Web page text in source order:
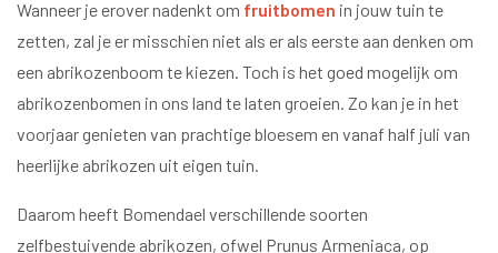
Wanneer je erover nadenkt om fruitbomen in jouw tuin te
zetten, zal je er misschien niet als er als eerste aan denken om
een abrikozenboom te kiezen. Toch is het goed mogelijk om
abrikozenbomen in ons land te laten groeien. Zo kan je in het
voorjaar genieten van prachtige bloesem en vanaf half juli van
heerlijke abrikozen uit eigen tuin.
Daarom heeft Bomendael verschillende soorten
zelfbestuivende abrikozen, ofwel Prunus Armeniaca, op